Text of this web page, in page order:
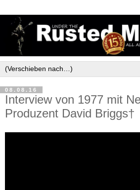
08.08.16
Interview von 1977 mit
Produzent David Briggs†